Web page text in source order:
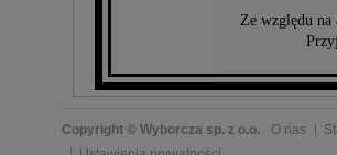
Ze względu na
Copyright © Wyborcza sp. z o.o. O nas